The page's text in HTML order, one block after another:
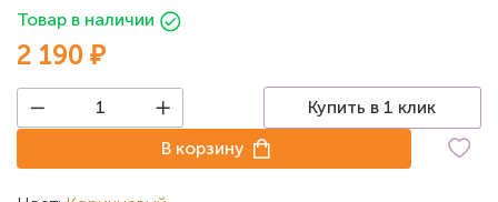
Товар в наличии
2 190 ₽
Купить в 1 клик
В корзину